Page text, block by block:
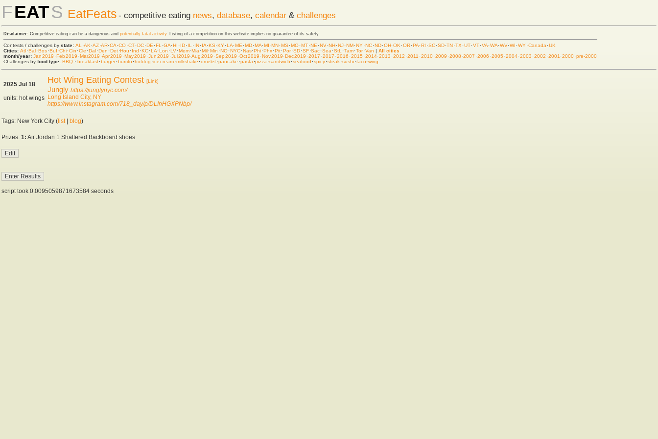
FEATS EatFeats - competitive eating news, database, calendar & challenges
Disclaimer: Competitive eating can be a dangerous and potentially fatal activity. Listing of a competition on this website implies no guarantee of its safety.
Contests / challenges by state: AL ·AK ·AZ·AR·CA·CO·CT·DC·DE ·FL ·GA·HI ·ID·IL ·IN·IA·KS·KY·LA·ME ·MD·MA·MI·MN·MS·MO·MT·NE ·NV·NH·NJ·NM·NY·NC·ND·OH·OK ·OR·PA·RI ·SC·SD·TN·TX ·UT·VT·VA·WA·WV·WI ·WY·Canada ·UK
Cities: Atl·Bal·Bos·Buf·Chi·Cin ·Cle ·Dal·Den ·Det·Hou ·Ind ·KC·LA·Lon ·LV·Mem·Mia ·Mil·Min ·NO·NYC·Nas·Phi·Phx·Pit·Por·SD·SF·Sac·Sea ·StL ·Tam·Tor·Van | All cities
month/year: Jan 2019 ·Feb 2019 ·Mar 2019 ·Apr 2019 ·May 2019 ·Jun 2019 ·Jul 2019·Aug 2019 ·Sep 2019 ·Oct 2019 ·Nov 2019·Dec 2019 ·2017 ·2017 ·2016 ·2015 ·2014·2013 ·2012 ·2011 ·2010·2009 ·2008 ·2007 ·2006 ·2005 ·2004·2003 ·2002 ·2001 ·2000·pre-2000
Challenges by food type: BBQ · breakfast·burger·burrito·hot dog ·ice cream·milkshake ·omelet·pancake ·pasta ·pizza ·sandwich ·seafood ·spicy·steak·sushi·taco·wing
2025 Jul 18
units: hot wings
Hot Wing Eating Contest [Link]
Jungly https://junglynyc.com/
Long Island City, NY
https://www.instagram.com/718_day/p/DLInHGXPNbp/
Tags: New York City ( list| blog)
Prizes: 1: Air Jordan 1 Shattered Backboard shoes
script took 0.0095059871673584 seconds